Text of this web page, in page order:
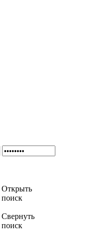
Открыть
поиск
Свернуть
поиск